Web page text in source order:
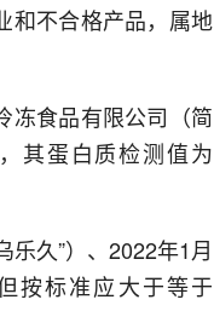
和不合格产品，属地
冻食品有限公司（简
其蛋白质检测值为
久”）、2022年1月
按标准应大于等于